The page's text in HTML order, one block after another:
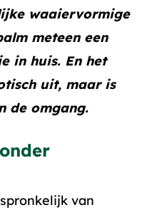
waaiervormige
meteen een
in huis. En het
uit, maar is
de omgang.
van